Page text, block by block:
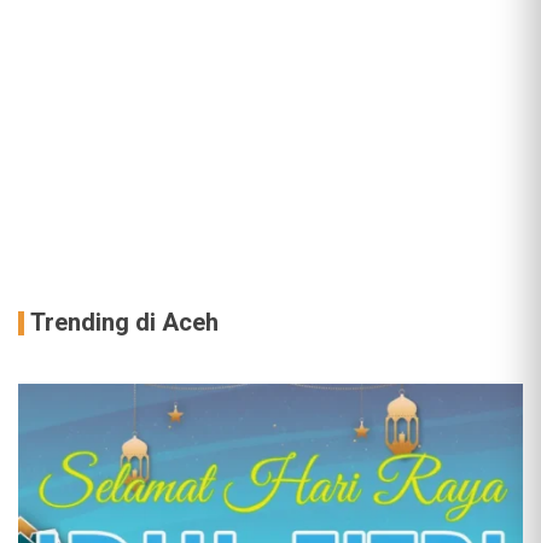
Trending di Aceh